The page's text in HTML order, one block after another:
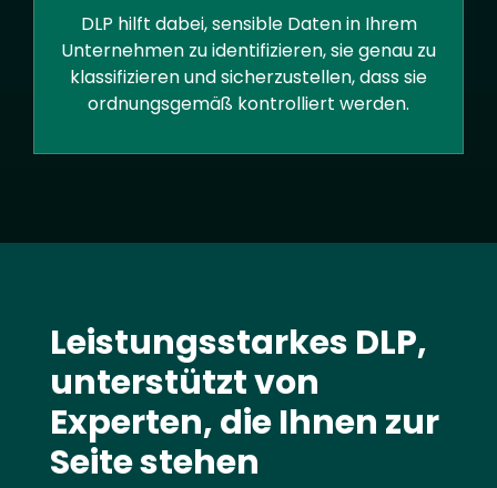
DLP hilft dabei, sensible Daten in Ihrem
Unternehmen zu identifizieren, sie genau zu
klassifizieren und sicherzustellen, dass sie
ordnungsgemäß kontrolliert werden.
Leistungsstarkes DLP,
unterstützt von
Experten, die Ihnen zur
Seite stehen